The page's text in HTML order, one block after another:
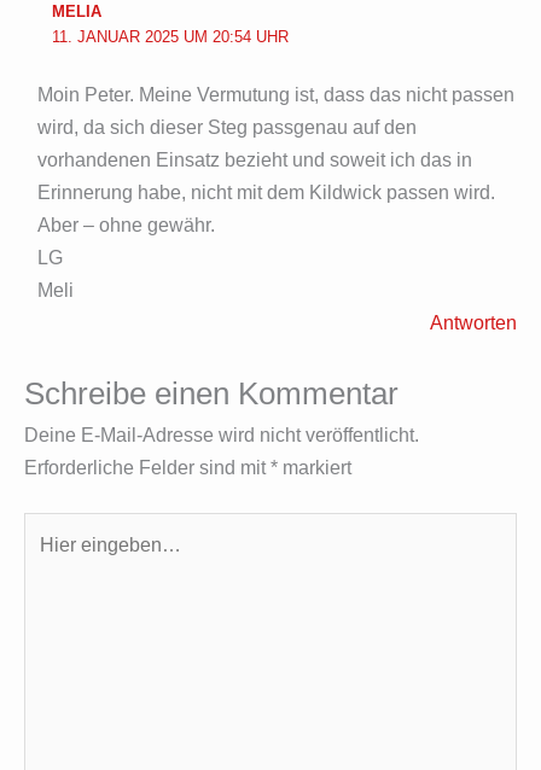
MELIA
11. JANUAR 2025 UM 20:54 UHR
Moin Peter. Meine Vermutung ist, dass das nicht passen
wird, da sich dieser Steg passgenau auf den
vorhandenen Einsatz bezieht und soweit ich das in
Erinnerung habe, nicht mit dem Kildwick passen wird.
Aber – ohne gewähr.
LG
Meli
Antworten
Schreibe einen Kommentar
Deine E-Mail-Adresse wird nicht veröffentlicht.
Erforderliche Felder sind mit* markiert
eingeben…